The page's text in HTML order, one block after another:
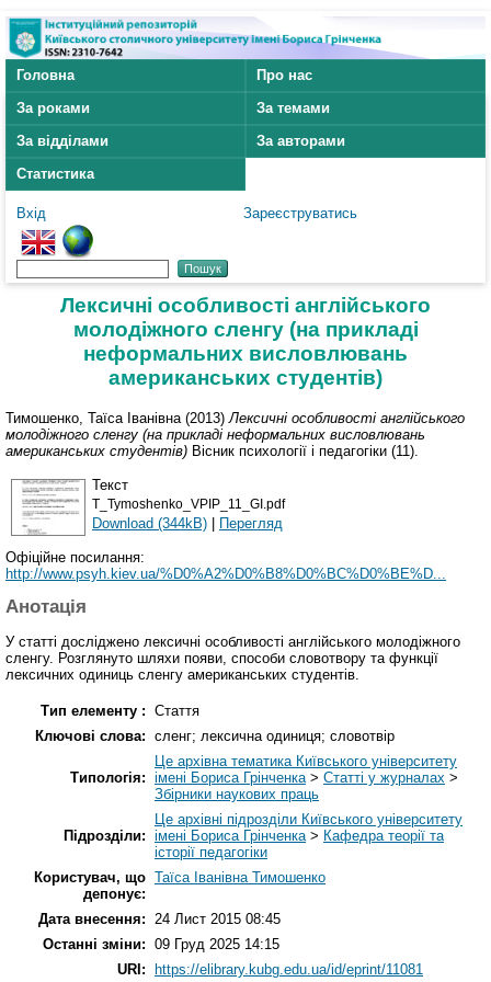
Головна
Про нас
За роками
За темами
За відділами
За авторами
Статистика
Вхід Зареєструватись
Лексичні особливості англійського
молодіжного сленгу (на прикладі
неформальних висловлювань
американських студентів)
Тимошенко, Таїса Іванівна (2013) Лексичні особливості англійського
молодіжного сленгу (на прикладі неформальних висловлювань
американських студентів) Вісник психології і педагогіки (11).
Текст
T_Tymoshenko_VPIP_11_GI.pdf
Download (344kB) | Перегляд
Офіційне посилання:
http://www.psyh.kiev.ua/%D0%A2%D0%B8%D0%BC%D0%BE%D...
Анотація
У статті досліджено лексичні особливості англійського молодіжного
сленгу. Розглянуто шляхи появи, способи словотвору та функції
лексичних одиниць сленгу американських студентів.
Тип елементу : Стаття
Ключові слова: сленг; лексична одиниця; словотвір
Типологія:
Це архівна тематика Київського університету
імені Бориса Грінченка> Статті у журналах >
Збірники наукових праць
Підрозділи:
Це архівні підрозділи Київського університету
імені Бориса Грінченка> Кафедра теорії та
історії педагогіки
Користувач, що
депонує:
Таїса Іванівна Тимошенко
Дата внесення: 24 Лист 2015 08:45
Останні зміни: 09 Груд 2025 14:15
URI:
https://elibrary.kubg.edu.ua/id/eprint/11081